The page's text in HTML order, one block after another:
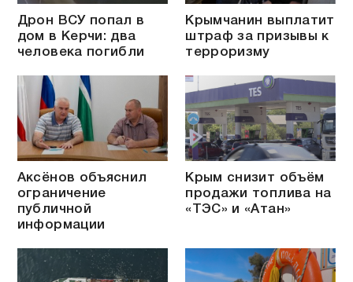
Дрон ВСУ попал в
дом в Керчи: два
человека погибли
Крымчанин выплатит
штраф за призывы к
терроризму
Аксёнов объяснил
ограничение
публичной
информации
Крым снизит объём
продажи топлива на
«ТЭС» и «Атан»